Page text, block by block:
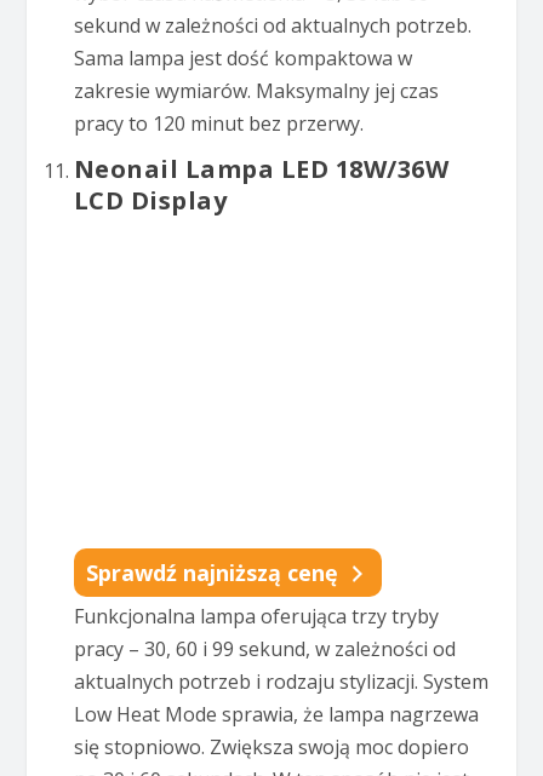
sekund w zależności od aktualnych potrzeb.
Sama lampa jest dość kompaktowa w
zakresie wymiarów. Maksymalny jej czas
pracy to 120 minut bez przerwy.
Neonail Lampa LED 18W/36W
LCD Display
Sprawdź najniższą cenę
Funkcjonalna lampa oferująca trzy tryby
pracy – 30, 60 i 99 sekund, w zależności od
aktualnych potrzeb i rodzaju stylizacji. System
Low Heat Mode sprawia, że lampa nagrzewa
się stopniowo. Zwiększa swoją moc dopiero